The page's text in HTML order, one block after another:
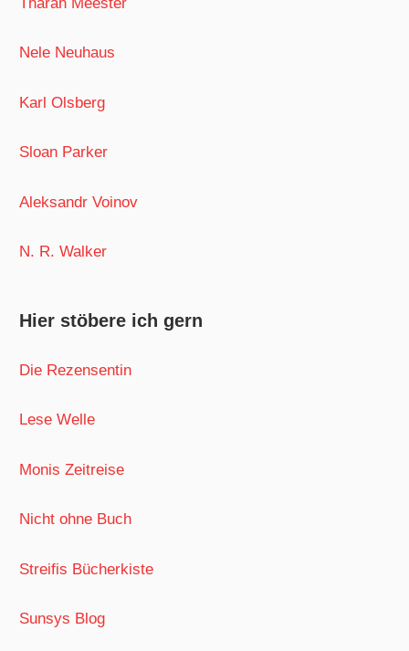
Nele Neuhaus
Karl Olsberg
Sloan Parker
Aleksandr Voinov
N. R. Walker
Hier stöbere ich gern
Die Rezensentin
Lese Welle
Monis Zeitreise
Nicht ohne Buch
Streifis Bücherkiste
Sunsys Blog